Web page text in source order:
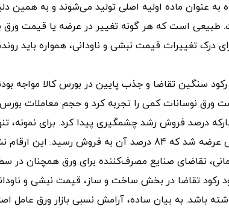
عنوان ماده اولیه اصلی تولید می‌شوند و به همین
طبیعی است که هر گونه تغییر در عرضه یا قیمت
درک تغییرات قیمت نبشی و ناودانی، همواره باید
رکود سنگین تقاضا و جذب پایین در بورس کالا مواجه
نوسانات کمی را تجربه کرد و حجم معاملات بورس
درصد فروش رشد چشمگیری پیدا کرد. برای نمونه،
حدود 390 هزار تن ورق در تالار صنعتی بورس عرضه شد که 84 درصد آن
تقاضای صنایع مصرف‌کننده برای ورق همچنان در سطح
رکود تقاضا در بخش ساخت و ساز، قیمت نبشی و
باشد. به بیان ساده، آرامش نسبی بازار ورق عامل